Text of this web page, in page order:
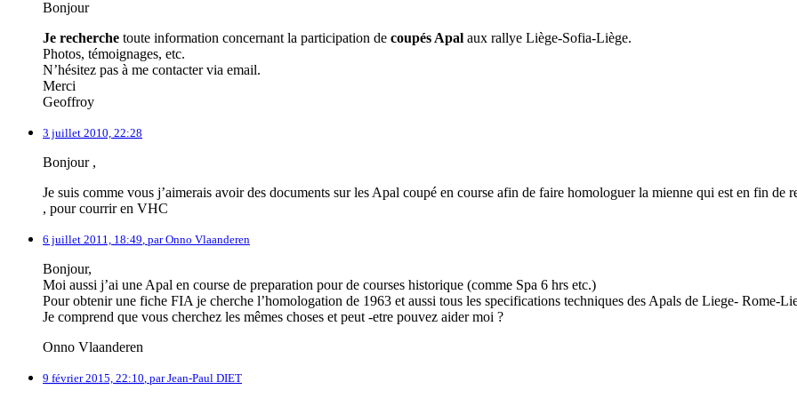
Bonjour
Je recherche toute information concernant la participation de coupés Apal aux rallye Liège-Sofia-Liège.
Photos, témoignages, etc.
N’hésitez pas à me contacter via email.
Merci
Geoffroy
3 juillet 2010, 22:28
Bonjour ,
Je suis comme vous j’aimerais avoir des documents sur les Apal coupé en course afin de faire homologuer la mienne qui est en fin de
, pour courrir en VHC
6 juillet 2011, 18:49, parOnno Vlaanderen
Bonjour,
Moi aussi j’ai une Apal en course de preparation pour de courses historique (comme Spa 6 hrs etc.)
Pour obtenir une fiche FIA je cherche l’homologation de 1963 et aussi tous les specifications techniques des Apals de Liege- Rome-
Je comprend que vous cherchez les mêmes choses et peut -etre pouvez aider moi ?
Onno Vlaanderen
9 février 2015, 22:10, parJean-Paul DIET